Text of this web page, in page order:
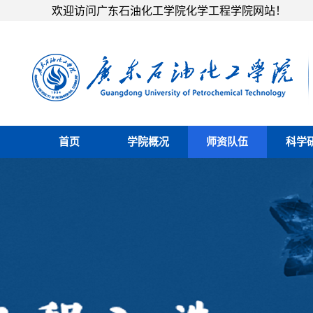
欢迎访问广东石油化工学院化学工程学院网站！
首页 学院概况 师资队伍 科学